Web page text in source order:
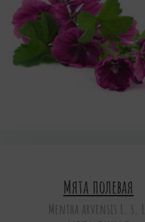
Мята полевая
Mentha arvensis L. s. L.